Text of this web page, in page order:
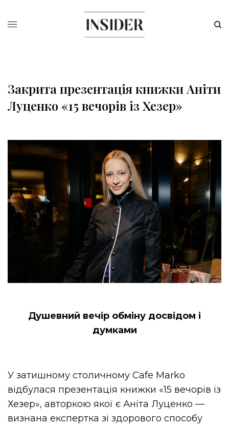
Закрита презентація книжки Аніти
Луценко «15 вечорів із Хезер»
Душевний вечір обміну досвідом і
думками
У затишному столичному Cafe Marko
відбулася презентація книжки «15 вечорів із
Хезер», авторкою якої є Аніта Луценко —
визнана експертка зі здорового способу